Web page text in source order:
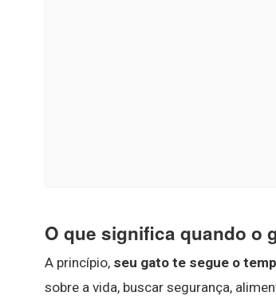
O que significa quando o
A princípio, seu gato te segue o
sobre a vida, buscar segurança,